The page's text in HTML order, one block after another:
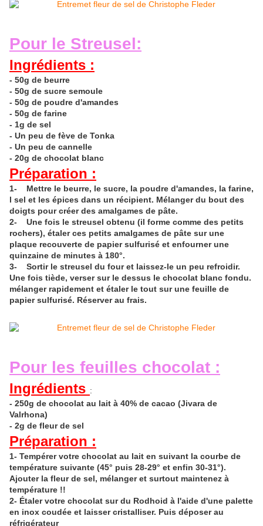
Pour le Streusel:
Ingrédients :
- 50g de beurre
- 50g de sucre semoule
- 50g de poudre d'amandes
- 50g de farine
- 1g de sel
- Un peu de fève de Tonka
- Un peu de cannelle
- 20g de chocolat blanc
Préparation :
1- Mettre le beurre, le sucre, la poudre d'amandes, la farine,
l sel et les épices dans un récipient. Mélanger du bout des
doigts pour créer des amalgames de pâte.
2- Une fois le streusel obtenu (il forme comme des petits
rochers), étaler ces petits amalgames de pâte sur une
plaque recouverte de papier sulfurisé et enfourner une
quinzaine de minutes à 180°.
3- Sortir le streusel du four et laissez-le un peu refroidir.
Une fois tiède, verser sur le dessus le chocolat blanc fondu.
mélanger rapidement et étaler le tout sur une feuille de
papier sulfurisé. Réserver au frais.
Pour les feuilles chocolat :
Ingrédients :
- 250g de chocolat au lait à 40% de cacao (Jivara de
Valrhona)
- 2g de fleur de sel
Préparation :
1- Tempérer votre chocolat au lait en suivant la courbe de
température suivante (45° puis 28-29° et enfin 30-31°).
Ajouter la fleur de sel, mélanger et surtout maintenez à
température !!
2- Étalervotre chocolat sur du Rodhoid à l'aide d'une palette
en inox coudée et laisser cristalliser. Puis déposerau
réfrigérateur